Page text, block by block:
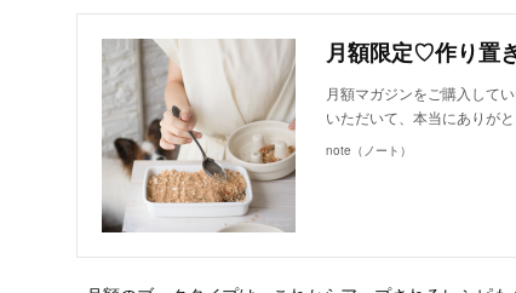
月額マガジンをご購入して
いただいて、本当にありが
note（ノート）